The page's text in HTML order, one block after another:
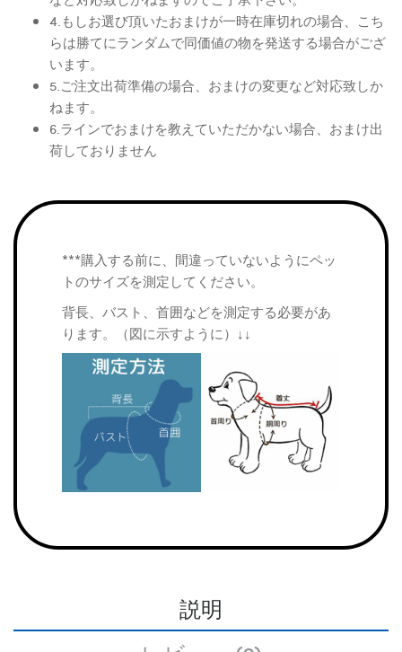
4.もしお選び頂いたおまけが一時在庫切れの場合、こち
らは勝てにランダムで同価値の物を発送する場合がござ
います。
5.ご注文出荷準備の場合、おまけの変更など対応致しか
ねます。
6.ラインでおまけを教えていただかない場合、おまけ出
荷しておりません
***購入する前に、間違っていないようにペッ
トのサイズを測定してください。
背長、バスト、首囲などを測定する必要があ
ります。（図に示すように）↓↓
説明